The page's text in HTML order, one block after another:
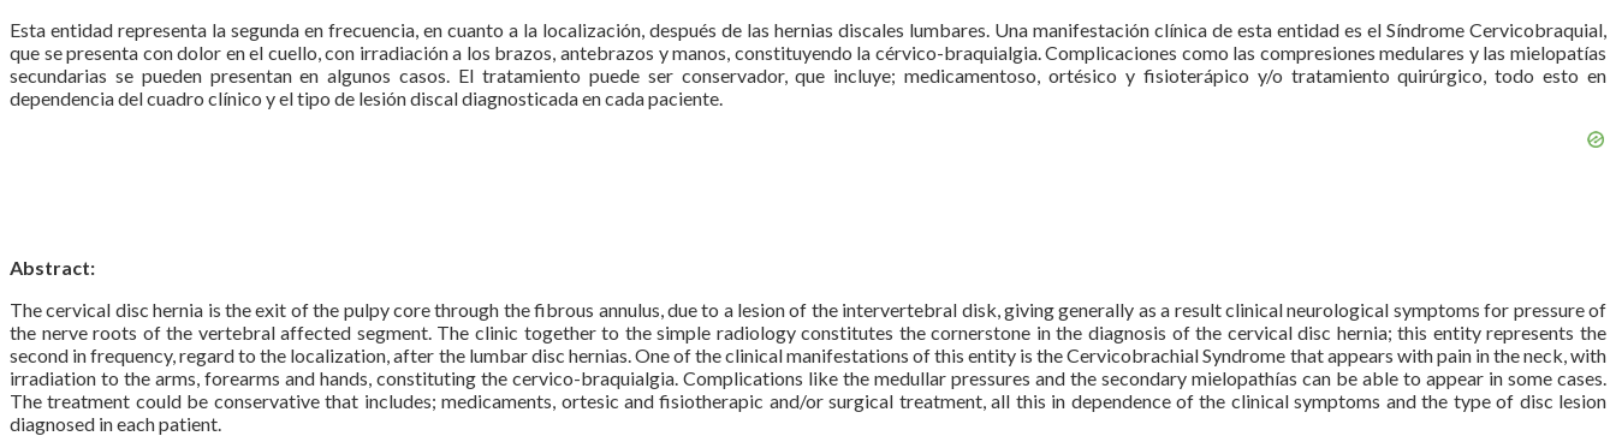
Esta entidad representa la segunda en frecuencia, en cuanto a la localización, después de las hernias discales lumbares. Una manifestación clínica de esta entidad es el Síndrome Cervicobraquial,
que se presenta con dolor en el cuello, con irradiación a los brazos, antebrazos y manos, constituyendo la cérvico-braquialgia. Complicaciones como las compresiones medulares y las mielopatías
secundarias se pueden presentan en algunos casos. El tratamiento puede ser conservador, que incluye; medicamentoso, ortésico y fisioterápico y/o tratamiento quirúrgico, todo esto en
dependencia del cuadro clínico y el tipo de lesión discal diagnosticada en cada paciente.
Abstract:
The cervical disc hernia is the exit of the pulpy core through the fibrous annulus, due to a lesion of the intervertebral disk, giving generally as a result clinical neurological symptoms for pressure of
the nerve roots of the vertebral affected segment. The clinic together to the simple radiology constitutes the cornerstone in the diagnosis of the cervical disc hernia; this entity represents the
second in frequency, regard to the localization, after the lumbar disc hernias. One of the clinical manifestations of this entity is the Cervicobrachial Syndrome that appears with pain in the neck, with
irradiation to the arms, forearms and hands, constituting the cervico-braquialgia. Complications like the medullar pressures and the secondary mielopathías can be able to appear in some cases.
The treatment could be conservative that includes; medicaments, ortesic and fisiotherapic and/or surgical treatment, all this in dependence of the clinical symptoms and the type of disc lesion
diagnosed in each patient.